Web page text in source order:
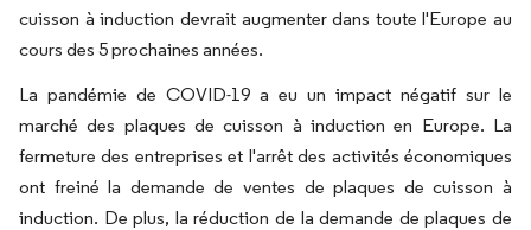
cuisson à induction devrait augmenter dans toute l'Europe au
cours des 5 prochaines années.
La pandémie de COVID-19 a eu un impact négatif sur le
marché des plaques de cuisson à induction en Europe. La
fermeture des entreprises et l'arrêt des activités économiques
ont freiné la demande de ventes de plaques de cuisson à
induction. De plus, la réduction de la demande de plaques de